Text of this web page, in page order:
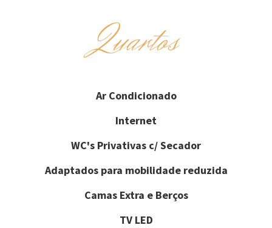
Quartos
Ar Condicionado
Internet
WC's Privativas c/ Secador
Adaptados para mobilidade reduzida
Camas Extra e Berços
TV LED